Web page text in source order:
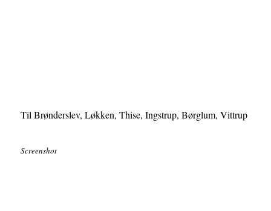
Til Brønderslev, Løkken, Thise, Ingstrup, Børglum, Vittrup
Screenshot